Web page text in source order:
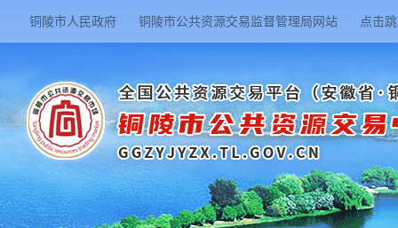
铜陵市人民政府 铜陵市公共资源交易监督管理局网站 点击